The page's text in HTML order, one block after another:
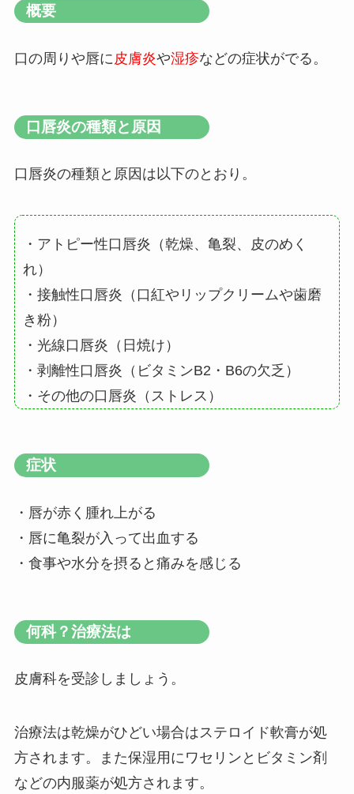
概要
口の周りや唇に 皮膚炎や湿疹などの症状がでる。
口唇炎の種類と原因
口唇炎の種類と原因は以下のとおり。
・アトピー性口唇炎（乾燥、亀裂、皮のめく
れ）
・接触性口唇炎（口紅やリップクリームや歯磨
き粉）
・光線口唇炎（日焼け）
・剥離性口唇炎（ビタミンB2・B6の欠乏）
・その他の口唇炎（ストレス）
症状
・唇が赤く腫れ上がる
・唇に亀裂が入って出血する
・食事や水分を摂ると痛みを感じる
何科？治療法は
皮膚科を受診しましょう。
治療法は乾燥がひどい場合はステロイド軟膏が処
方されます。また保湿用にワセリンとビタミン剤
などの内服薬が処方されます。